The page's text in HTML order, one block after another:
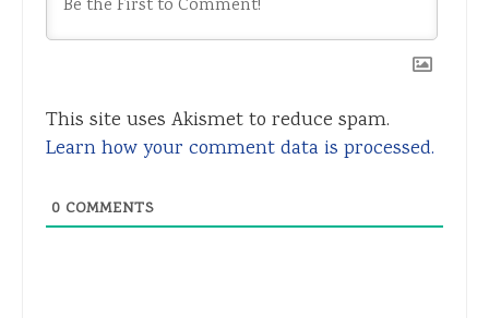
This site uses Akismet to reduce spam.
Learn how your comment data is processed.
0 COMMENTS